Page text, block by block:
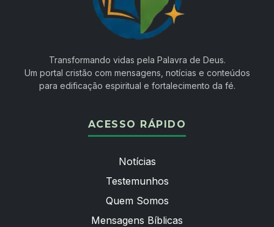
Transformando vidas pela Palavra de Deus.
Um portal cristão com mensagens, notícias e conteúdos
para edificação espiritual e fortalecimento da fé.
ACESSO RÁPIDO
Notícias
Testemunhos
Quem Somos
Mensagens Bíblicas